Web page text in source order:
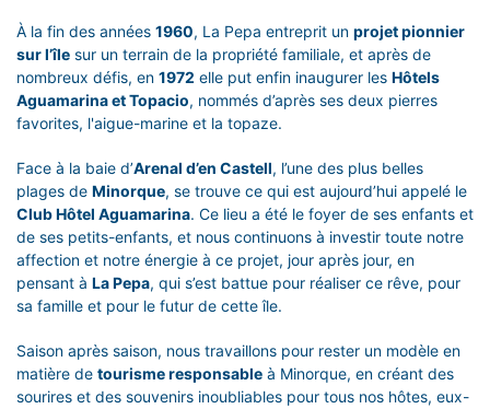
À la fin des années 1960, La Pepa entreprit un projet pionnier
sur l’île sur un terrain de la propriété familiale, et après de
nombreux défis, en 1972 elle put enfin inaugurer les Hôtels
Aguamarina et Topacio, nommés d’après ses deux pierres
favorites, l'aigue-marine et la topaze.
Face à la baie d’Arenal d’en Castell, l’une des plus belles
plages de Minorque, se trouve ce qui est aujourd’hui appelé le
Club Hôtel Aguamarina. Ce lieu a été le foyer de ses enfants et
de ses petits-enfants, et nous continuons à investir toute notre
affection et notre énergie à ce projet, jour après jour, en
pensant à La Pepa, qui s’est battue pour réaliser ce rêve, pour
sa famille et pour le futur de cette île.
Saison après saison, nous travaillons pour rester un modèle en
matière de tourisme responsable à Minorque, en créant des
sourires et des souvenirs inoubliables pour tous nos hôtes, eux-